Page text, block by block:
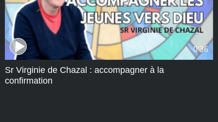
0'36
Sr Virginie de Chazal : accompagner à la
confirmation